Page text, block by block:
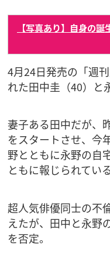
【写真あり】自身の
4月24日発売の「週
れた田中圭（40）と
妻子ある田中だが、
をスタートさせ、今
野とともに永野の自
ともに報じられている
超人気俳優同士の不
えたが、田中と永野
を否定。